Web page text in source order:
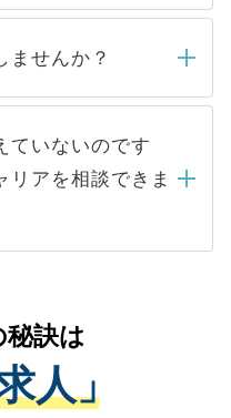
人気のある医療機
応募が殺到する場
件に合った人材の
するケースが増え
とは一切ありませ
ら内定をいただい
ません。内定先へ
パートナーが行い
ませんか？
とはありませんの
サイトからの登録
様の個人情報は、
および転職活動の
ます。お預かりし
タはご本人の許可
についての厳密な
者のみに付与され
を取得済みです。
ていないのです
リアを相談できま
機関の状況や紹介
切なアドバイスを
ぐにご転職をされ
ポートが可能です
秘訣は
人」